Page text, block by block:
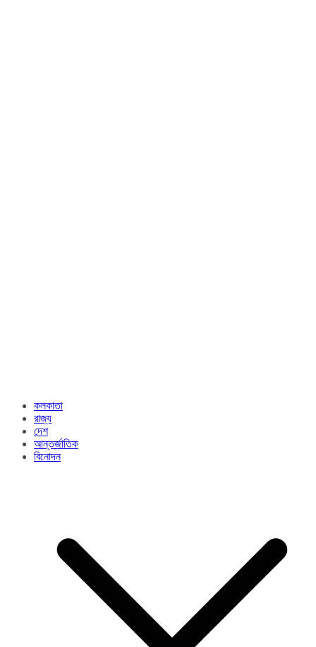
কলকাতা
রাজ্য​
দেশ
আন্তর্জাতিক
বিনোদন